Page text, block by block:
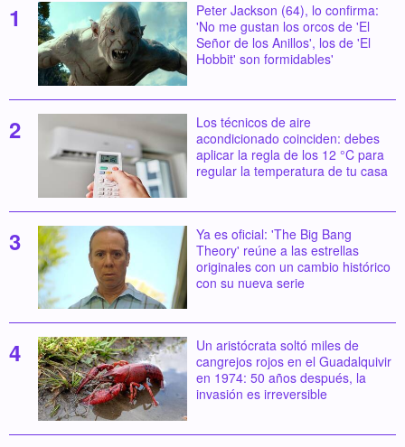
Peter Jackson (64), lo confirma:
'No me gustan los orcos de 'El
Señor de los Anillos', los de 'El
Hobbit' son formidables'
Los técnicos de aire
acondicionado coinciden: debes
aplicar la regla de los 12 °C para
regular la temperatura de tu casa
Ya es oficial: 'The Big Bang
Theory' reúne a las estrellas
originales con un cambio histórico
con su nueva serie
Un aristócrata soltó miles de
cangrejos rojos en el Guadalquivir
en 1974: 50 años después, la
invasión es irreversible